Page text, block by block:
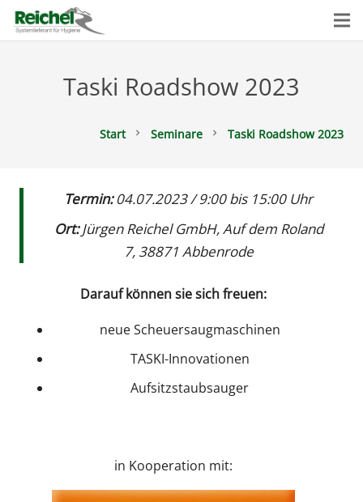
Taski Roadshow 2023
Start chevron_right Seminare chevron_right Taski Roadshow 2023
Termin:04.07.2023 / 9:00 bis 15:00 Uhr
Ort:Jürgen Reichel GmbH, Auf dem Roland
7, 38871 Abbenrode
Darauf können sie sich freuen:
neue Scheuersaugmaschinen
TASKI-Innovationen
Aufsitzstaubsauger
in Kooperation mit: